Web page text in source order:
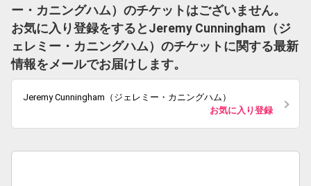
ー・カニングハム）のチケットはございません。
お気に入り登録をするとJeremy Cunningham（ジ
ェレミー・カニングハム）のチケットに関する最新
情報をメールでお届けします。
Jeremy Cunningham（ジェレミー・カニングハム）
お気に入り登録